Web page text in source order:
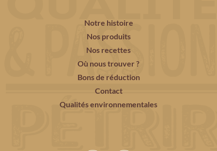
Notre histoire
Nos produits
Nos recettes
Où nous trouver ?
Bons de réduction
Contact
Qualités environnementales